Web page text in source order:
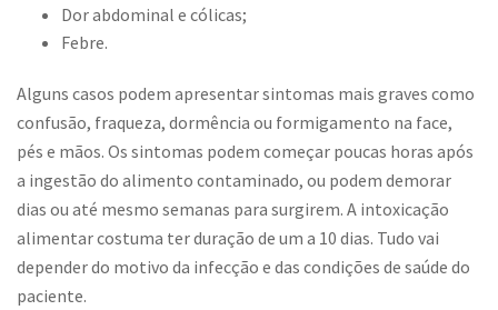
Dor abdominal e cólicas;
Febre.
Alguns casos podem apresentar sintomas mais graves como
confusão, fraqueza, dormência ou formigamento na face,
pés e mãos. Os sintomas podem começar poucas horas após
a ingestão do alimento contaminado, ou podem demorar
dias ou até mesmo semanas para surgirem. A intoxicação
alimentar costuma ter duração de um a 10 dias. Tudo vai
depender do motivo da infecção e das condições de saúde do
paciente.